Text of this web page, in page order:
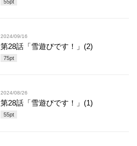
55pt
2024/09/16
第28話「雪遊びです！」(2)
75pt
2024/08/26
第28話「雪遊びです！」(1)
55pt